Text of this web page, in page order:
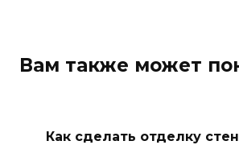
Вам также может
Как сделать отделку